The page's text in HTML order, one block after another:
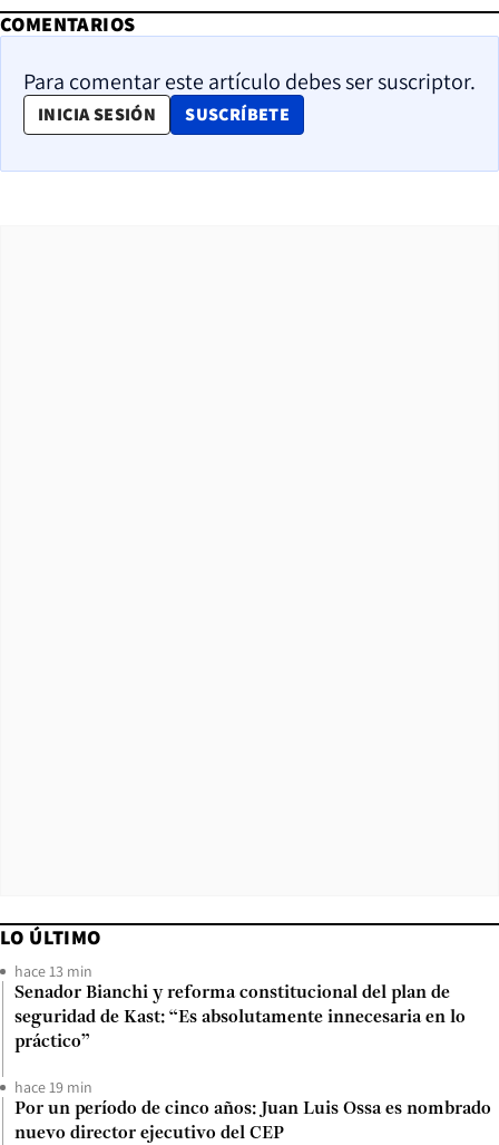
COMENTARIOS
Para comentar este artículo debes ser suscriptor.
INICIA SESIÓN SUSCRÍBETE
OPENS IN NEW WINDOW
LO ÚLTIMO
hace 13 min
Senador Bianchi y reforma constitucional del plan de
seguridad de Kast: “Es absolutamente innecesaria en lo
práctico”
hace 19 min
Por un período de cinco años: Juan Luis Ossa es nombrado
nuevo director ejecutivo del CEP